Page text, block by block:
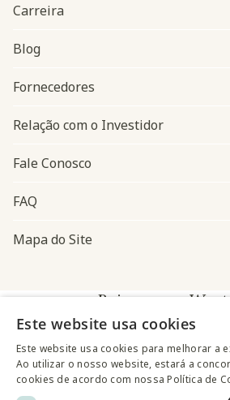
Navegação do rodapé
Carreira
Blog
Fornecedores
Relação com o Investidor
Fale Conosco
FAQ
Mapa do Site
Baixe o app
Este website usa cookies
Este website usa cookies para melhorar a
Ao utilizar o nosso website, estará a
cookies de acordo com nossa Política de